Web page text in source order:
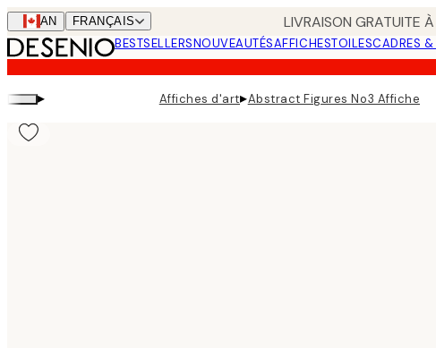
Skip
to
main
content.
CAN FRANÇAIS LIVRAISON GRATUITE
BESTSELLERSNOUVEAUTÉSAFFICHESTOILESCADRES &
▸ Affiches d'art▸Abstract Figures No3 Affiche